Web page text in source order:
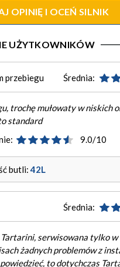
OPINIĘ I OCEŃ SILNIK
UŻYTKOWNIKÓW
przebiegu Średnia:
trochę mułowaty w niskich
standard
9.0/10
butli:42L
Średnia:
serwisowana tylko w
żadnych problemów z
to dotychczas